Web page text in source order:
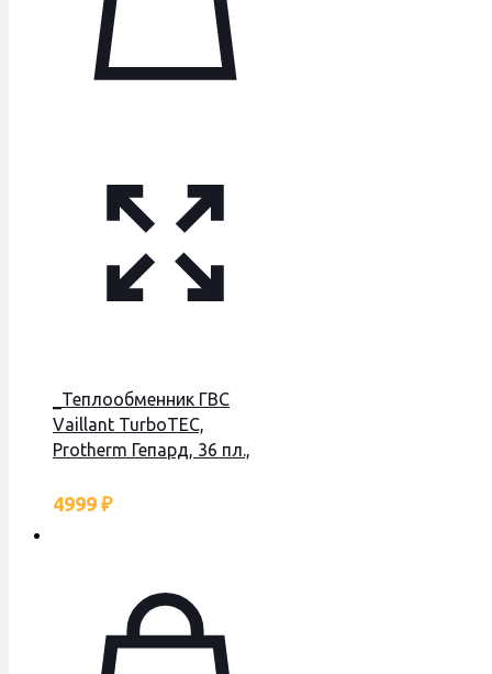
_Теплообменник ГВС
Vaillant TurboTEC,
Protherm Гепард, 36 пл.,
4999 ₽